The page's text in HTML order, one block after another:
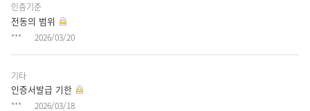
고
답
기
게
시
판
인증기준
전동의 범위
*** 2026/03/20
기타
인증서발급 기한
*** 2026/03/18